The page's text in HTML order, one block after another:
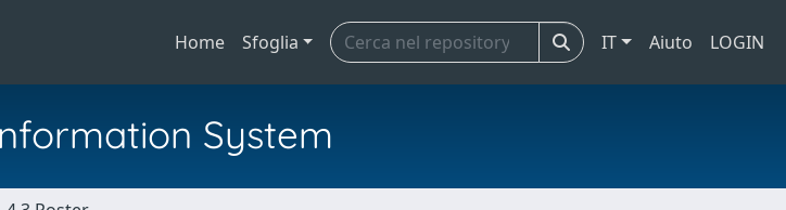
Home Sfoglia IT Aiuto LOGIN
System